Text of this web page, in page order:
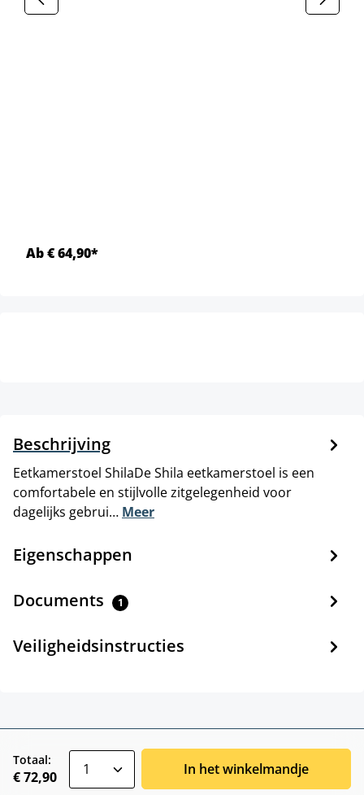
Ab € 64,90*
Beschrijving
Eetkamerstoel ShilaDe Shila eetkamerstoel is een
comfortabele en stijlvolle zitgelegenheid voor
dagelijks gebrui… Meer
Eigenschappen
Documents 1
Veiligheidsinstructies
Totaal:
€ 72,90 In het winkelmandje